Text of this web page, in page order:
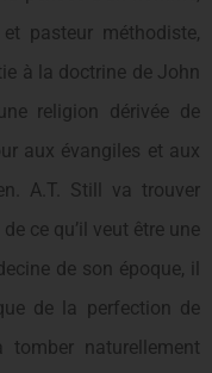
pasteur méthodiste,
à la doctrine de John
religion dérivée de
aux évangiles et aux
A.T. Still va trouver
ce qu’il veut être une
de son époque, il
de la perfection de
tomber naturellement